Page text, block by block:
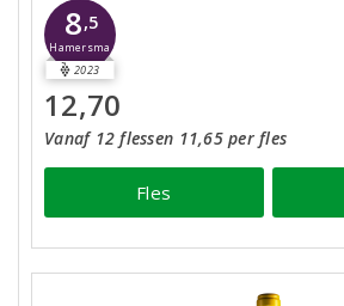
8,5
Hamersma
2023
12,70
Vanaf 12 flessen 11,65 per fles
Fles